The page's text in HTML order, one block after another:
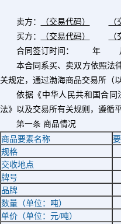
卖方： （交易代码）
买方：
（交易代码）
合同签订时间： 年
本合同系买、卖双方依照法律
关规定，通过渤海商品交易所（
依据《中华人民共和国合同法
法》以及交易所有关规则，遵循
第一条 商品情况
商品要素名称
规格
交收地点
牌号
品牌
数量（单位：吨）
单价（单位：元/吨）